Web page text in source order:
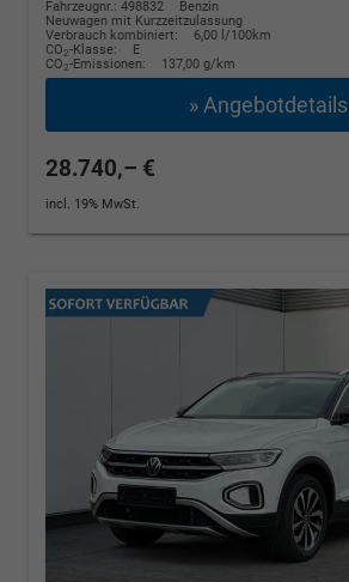
Fahrzeugnr.: 498832
Benzin
Neuwagen mit Kurzzeitzulassung
Verbrauch kombiniert:
6,00 l/100km
CO2-Klasse:
E
CO2-Emissionen: 137,00 g/km
» Angebotdetails
28.740,– €
incl. 19% MwSt.